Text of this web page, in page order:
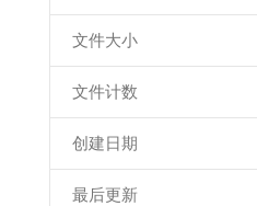
文件大小
文件计数
创建日期
最后更新